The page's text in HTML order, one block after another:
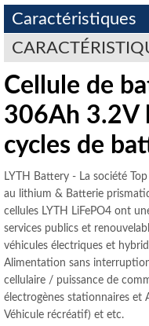
Caractéristiques
Cellule de
306Ah 3.2V
cycles de
LYTH Battery - La société
au lithium & Batterie
cellules LYTH LiFePO4 ont
services publics et
véhicules électriques et
Alimentation sans
cellulaire / puissance de
électrogènes stationnaires et
Véhicule récréatif) et etc.